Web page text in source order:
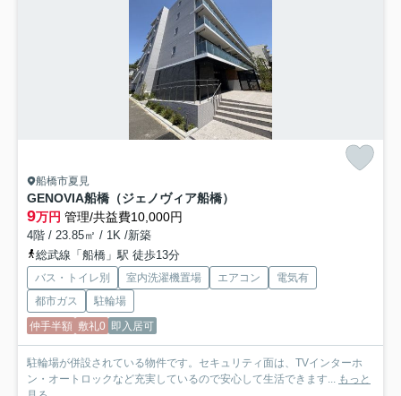
船橋市夏見
GENOVIA船橋（ジェノヴィア船橋）
9万円 管理/共益費10,000円
4階 / 23.85㎡ / 1K /新築
総武線「船橋」駅 徒歩13分
バス・トイレ別 室内洗濯機置場 エアコン
電気有
都市ガス
駐輪場
仲手半額 敷礼0 即入居可
駐輪場が併設されている物件です。セキュリティ面は、TVインターホ
ン・オートロックなど充実しているので安心して生活できます...
もっと